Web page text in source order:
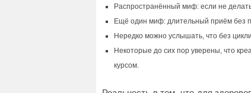
Распространённый миф: если не
Ещё один миф: длительный приём без
Нередко можно услышать, что без
Некоторые до сих пор уверены, что
курсом.